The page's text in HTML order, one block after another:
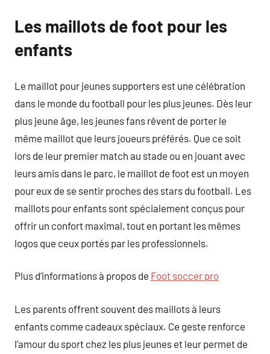
Les maillots de foot pour les
enfants
Le maillot pour jeunes supporters est une célébration
dans le monde du football pour les plus jeunes. Dès leur
plus jeune âge, les jeunes fans rêvent de porter le
même maillot que leurs joueurs préférés. Que ce soit
lors de leur premier match au stade ou en jouant avec
leurs amis dans le parc, le maillot de foot est un moyen
pour eux de se sentir proches des stars du football. Les
maillots pour enfants sont spécialement conçus pour
offrir un confort maximal, tout en portant les mêmes
logos que ceux portés par les professionnels.
Plus d’informations à propos de Foot soccer pro
Les parents offrent souvent des maillots à leurs
enfants comme cadeaux spéciaux. Ce geste renforce
l’amour du sport chez les plus jeunes et leur permet de